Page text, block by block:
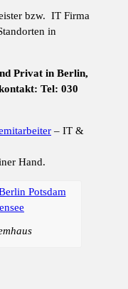
bzw. IT Firma
in
Privat in Berlin,
Tel: 030
– IT &
Hand.